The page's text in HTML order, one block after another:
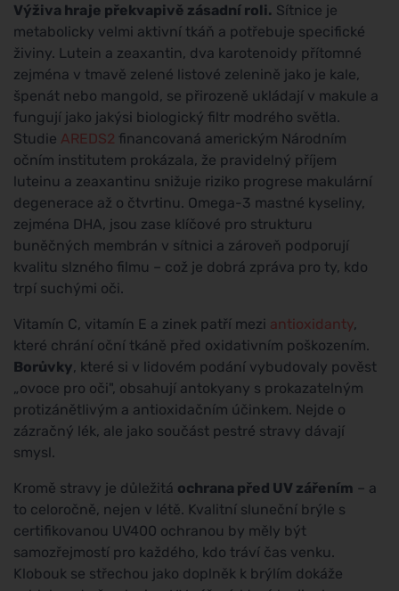
Výživa hraje překvapivě zásadní roli. Sítnice je
metabolicky velmi aktivní tkáň a potřebuje specifické
živiny. Lutein a zeaxantin, dva karotenoidy přítomné
zejména v tmavě zelené listové zelenině jako je kale,
špenát nebo mangold, se přirozeně ukládají v makule a
fungují jako jakýsi biologický filtr modrého světla.
Studie AREDS2 financovaná americkým Národním
očním institutem prokázala, že pravidelný příjem
luteinu a zeaxantinu snižuje riziko progrese makulární
degenerace až o čtvrtinu. Omega-3 mastné kyseliny,
zejména DHA, jsou zase klíčové pro strukturu
buněčných membrán v sítnici a zároveň podporují
kvalitu slzného filmu – což je dobrá zpráva pro ty, kdo
trpí suchými oči.
Vitamín C, vitamín E a zinek patří mezi antioxidanty,
které chrání oční tkáně před oxidativním poškozením.
Borůvky, které si v lidovém podání vybudovaly pověst
„ovoce pro oči", obsahují antokyany s prokazatelným
protizánětlivým a antioxidačním účinkem. Nejde o
zázračný lék, ale jako součást pestré stravy dávají
smysl.
Kromě stravy je důležitá ochrana před UV zářením – a
to celoročně, nejen v létě. Kvalitní sluneční brýle s
certifikovanou UV400 ochranou by měly být
samozřejmostí pro každého, kdo tráví čas venku.
Klobouk se střechou jako doplněk k brýlím dokáže